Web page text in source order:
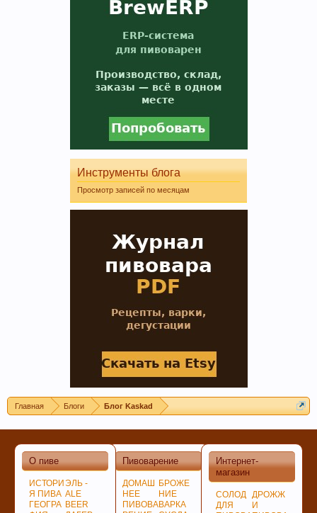
При приеме пива у мужчин выделяется гормон
дофамин, отвечающий за чувство
удовлетворения. При этом удовольствие
вызывает только вкус пива, независимо от того,
любит ли мужчина напитки этой марки, и даже
Пиво богато антиоксидантами, которые
приходят из хмеля и солода, из которых оно
состоит. Эти антиоксиданты предотвратят рак.
Инструменты блога
Просмотр записей по месяцам
Главная Блоги Блог Kaskad
Интернет-
магазин
СОЛОД
ДЛЯ
ДРОЖЖ
И
О пиве
ИСТОРИ
Я ПИВА
ГЕОГРА
ЭЛЬ -
ALE
BEER
Пивоварение
ДОМАШ
НЕЕ
ПИВОВА
БРОЖЕ
НИЕ
ВАРКА